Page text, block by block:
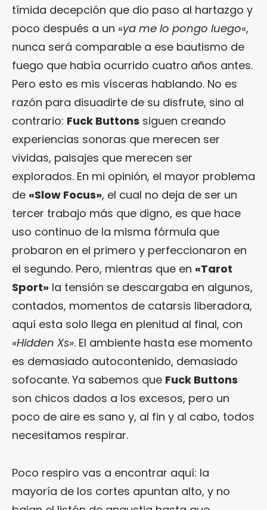
tímida decepción que dio paso al hartazgo y
poco después a un «ya me lo pongo luego«,
nunca será comparable a ese bautismo de
fuego que había ocurrido cuatro años antes.
Pero esto es mis vísceras hablando. No es
razón para disuadirte de su disfrute, sino al
contrario: Fuck Buttons siguen creando
experiencias sonoras que merecen ser
vividas, paisajes que merecen ser
explorados. En mi opinión, el mayor problema
de «Slow Focus», el cual no deja de ser un
tercer trabajo más que digno, es que hace
uso continuo de la misma fórmula que
probaron en el primero y perfeccionaron en
el segundo. Pero, mientras que en «Tarot
Sport» la tensión se descargaba en algunos,
contados, momentos de catarsis liberadora,
aquí esta solo llega en plenitud al final, con
«Hidden Xs». El ambiente hasta ese momento
es demasiado autocontenido, demasiado
sofocante. Ya sabemos que Fuck Buttons
son chicos dados a los excesos, pero un
poco de aire es sano y, al fin y al cabo, todos
necesitamos respirar.
Poco respiro vas a encontrar aquí: la
mayoría de los cortes apuntan alto, y no